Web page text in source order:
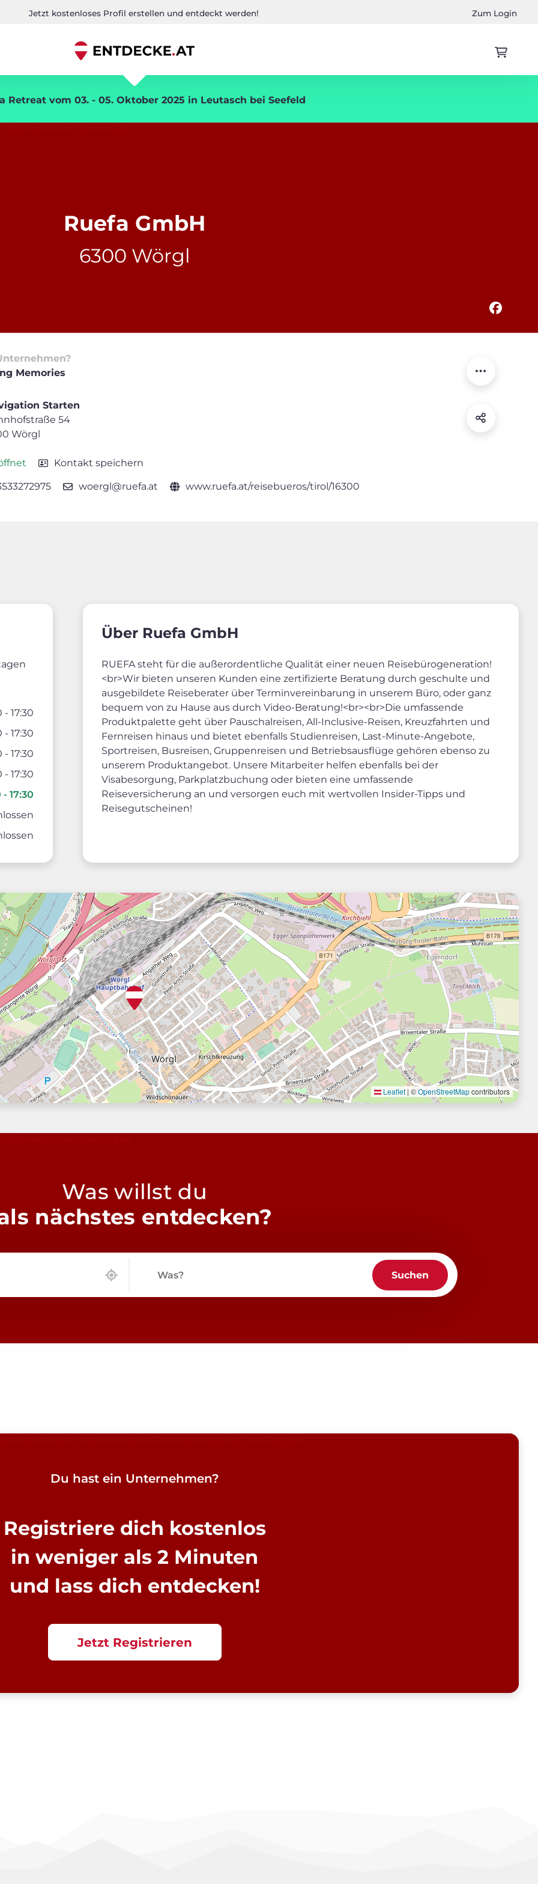
Jetzt kostenloses Profil erstellen und entdeckt werden! Zum Login
Retreat vom 03. - 05. Oktober 2025 in Leutasch bei Seefeld
Ruefa GmbH
6300 Wörgl
Memories
Starten
54
Wörgl
Kontakt speichern
woergl@ruefa.at www.ruefa.at/reisebueros/tirol/16300
- 17:30
- 17:30
- 17:30
- 17:30
- 17:30
Über Ruefa GmbH
RUEFA steht für die außerordentliche Qualität einer neuen Reisebürogeneration!
<br>Wir bieten unseren Kunden eine zertifizierte Beratung durch geschulte und
ausgebildete Reiseberater über Terminvereinbarung in unserem Büro, oder ganz
bequem von zu Hause aus durch Video-Beratung!<br><br>Die umfassende
Produktpalette geht über Pauschalreisen, All-Inclusive-Reisen, Kreuzfahrten und
Fernreisen hinaus und bietet ebenfalls Studienreisen, Last-Minute-Angebote,
Sportreisen, Busreisen, Gruppenreisen und Betriebsausflüge gehören ebenso zu
unserem Produktangebot. Unsere Mitarbeiter helfen ebenfalls bei der
Visabesorgung, Parkplatzbuchung oder bieten eine umfassende
Reiseversicherung an und versorgen euch mit wertvollen Insider-Tipps und
Reisegutscheinen!
Leaflet | ©OpenStreetMapcontributors
Was willst du
nächstes entdecken?
Was? Suchen
Du hast ein Unternehmen?
Registriere dich kostenlos
in weniger als 2 Minuten
und lass dich entdecken!
Jetzt Registrieren